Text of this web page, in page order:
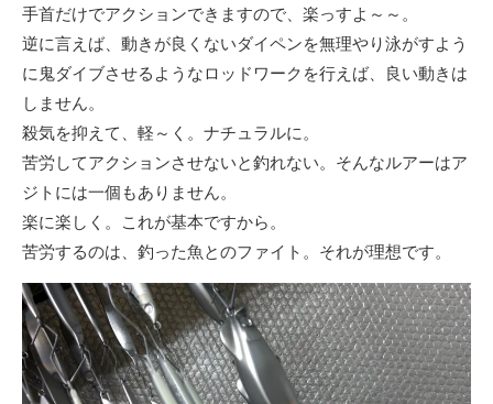
手首だけでアクションできますので、楽っすよ～～。
逆に言えば、動きが良くないダイペンを無理やり泳がすよう
に鬼ダイブさせるようなロッドワークを行えば、良い動きは
しません。
殺気を抑えて、軽～く。ナチュラルに。
苦労してアクションさせないと釣れない。そんなルアーはア
ジトには一個もありません。
楽に楽しく。これが基本ですから。
苦労するのは、釣った魚とのファイト。それが理想です。